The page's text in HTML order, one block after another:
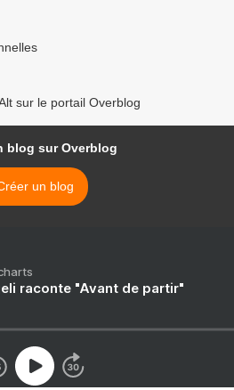
sur le portail Overblog
blog sur Overblog
un blog
raconte "Avant de partir"